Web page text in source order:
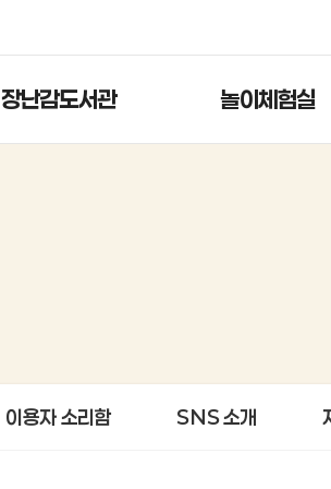
장난감도서관 놀이체험실
이용자 소리함 SNS 소개